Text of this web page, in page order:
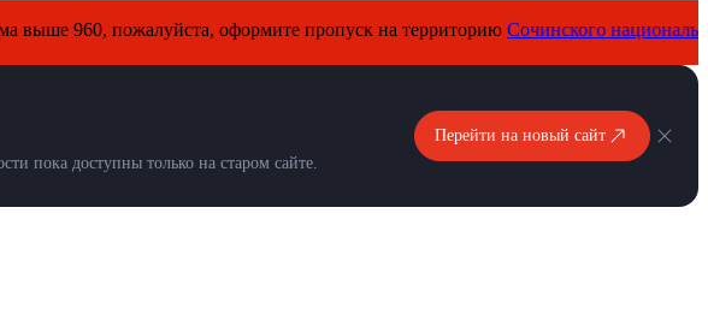
пожалуйста, оформите пропуск на территориюСочинского национального
пока доступны только на старом сайте.
Перейти на новый сайт